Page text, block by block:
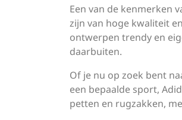
Een van de kenmerken
zijn van hoge kwaliteit
ontwerpen trendy en
daarbuiten.
Of je nu op zoek bent
een bepaalde sport,
petten en rugzakken,